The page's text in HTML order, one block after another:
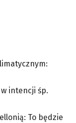
intencji śp.
To będzie